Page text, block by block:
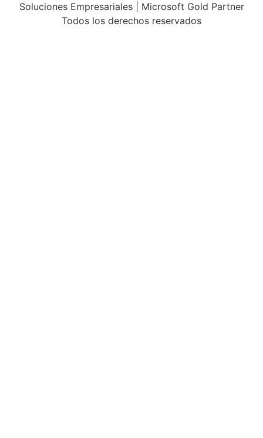
Soluciones Empresariales | Microsoft Gold Partner
Todos los derechos reservados